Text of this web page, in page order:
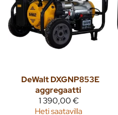
DeWalt DXGNP853E
aggregaatti
1 390,00 €
Heti saatavilla